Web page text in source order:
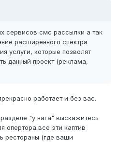
сервисов смс рассылки а так
расширенного спектра
услуги, которые позволят
данный проект (реклама,
работает и без вас.
"у нага" выскажитесь
опертора все эти каптив
рестораны (где ваши